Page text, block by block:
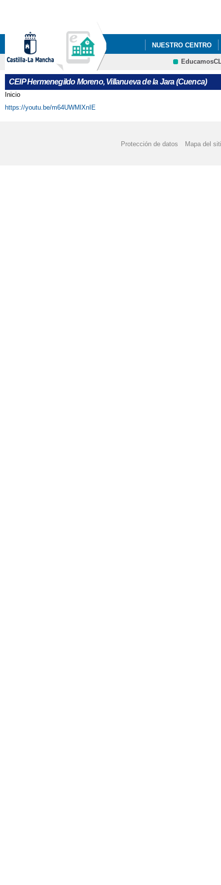
NUESTRO CENTRO
CONVOCATORIA
ELECCIONES AL
CRFP
CEIP Hermenegildo Moreno, Villanueva de la Jara (Cuenca)
Se encuentra usted aquí
Inicio
https://youtu.be/m64UWMlXnIE
Protección de datos Mapa del